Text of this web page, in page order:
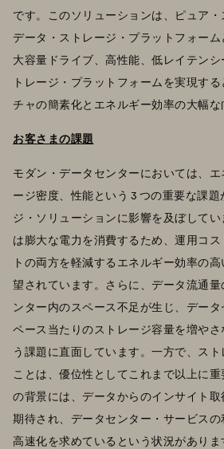
です。このソリューションは、ピュア
データ・ストレージ・プラットフォーム
大容量ドライブ、高性能、低レイテン
トレージ・プラットフォームを実現す
チャの簡素化とエネルギー効率の大幅な
お客さまの課題
モダン・データセンターにおいては、
ージ密度、性能という 3 つの重要な課
ジ・ソリューションに影響を及ぼして
は膨大な電力を消費するため、運用コ
トの両方を軽減するエネルギー効率の
望されています。さらに、データ流通
ンター内のスペース不足が生じ、デー
ペース当たりのストレージ容量を増や
う課題に直面しています。一方で、ス
ことは、優位性としてこれまで以上に
の背景には、データからのインサイト
期待され、データセンター・サービス
高速化を求めているという状況がありま